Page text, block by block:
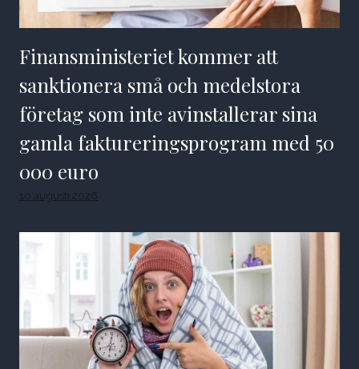
Finansministeriet kommer att
sanktionera små och medelstora
företag som inte avinstallerar sina
gamla faktureringsprogram med 50
000 euro
10 augusti 2026